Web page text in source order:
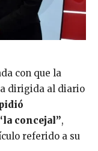
con que la
dirigida al diario
concejal”,
referido a su